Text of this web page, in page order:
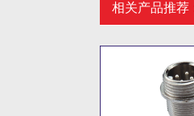
相关产品推荐